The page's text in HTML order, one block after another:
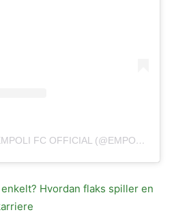
ET INNLEGG DELT AV EMPOLI FC OFFICIAL (@EMPOLI_FC_OFFICIAL)
Hvordan flaks spiller en